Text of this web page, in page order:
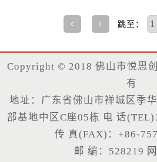
跳至：
Copyright © 2018 佛山市悦思
有
地址：广东省佛山市禅城区季
部基地中区C座05栋 电 话
传 真(FAX)：+86-
邮 编：528219